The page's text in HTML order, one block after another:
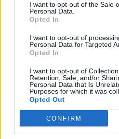
I want to opt-out of the Sale
Personal Data.
Opted In
I want to opt-out of
Personal Data for Targeted
Opted In
I want to opt-out of
Retention, Sale, and/or
Personal Data that Is
Purposes for which it was
Opted Out
CONFIRM
Stadio:Tottenham Hotspur Stadium
Città:Londra
Manager:Ange Postecoglou
ALBO D'ORO
Premier League:
2
FA Cup:8
League Cup:4
FA Community Shield:
Tottenham, che succede a